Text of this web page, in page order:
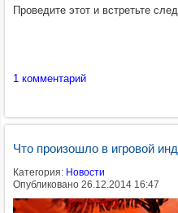
Проведите этот и встретьте
1 комментарий
Что произошло в игровой
Категория: Новости
Опубликовано 26.12.2014 16:47